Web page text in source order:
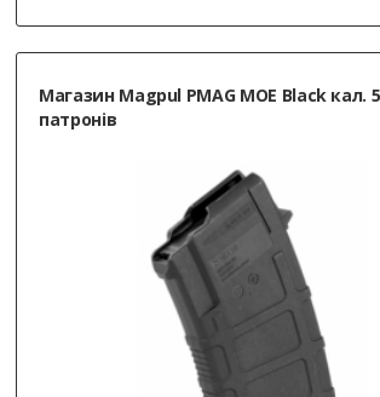
Магазин Magpul PMAG MOE Black кал.
патронів